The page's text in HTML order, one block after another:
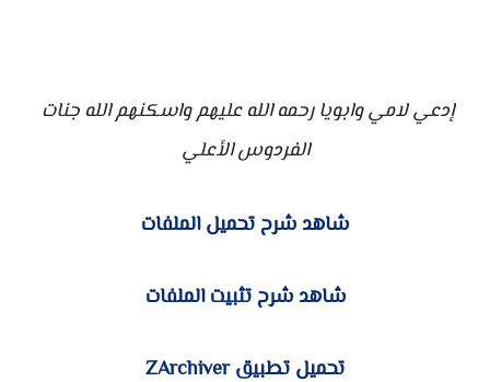
الفردوس الأعلي
شاهد شرح تحميل الملفات
شاهد شرح تثبيت الملفات
تحميل تطبيق ZArchiver